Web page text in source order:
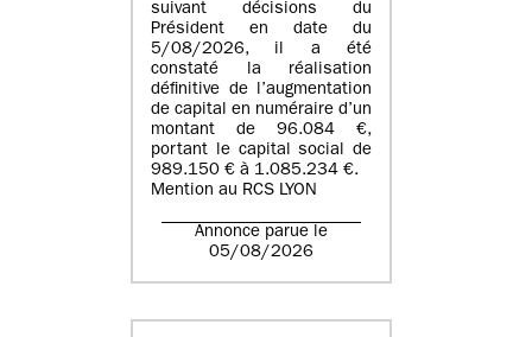
suivant décisions du
Président en date du
5/08/2026, il a été
constaté la réalisation
définitive de l’augmentation
de capital en numéraire d’un
montant de 96.084 €,
portant le capital social de
989.150 € à 1.085.234 €.
Mention au RCS LYON
Annonce parue le
05/08/2026